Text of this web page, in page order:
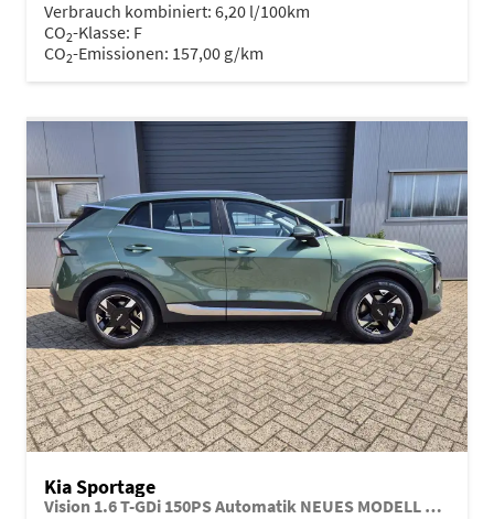
Verbrauch kombiniert: 6,20 l/100km
CO2-Klasse: F
CO2-Emissionen: 157,00 g/km
Kia Sportage
Vision 1.6 T-GDi 150PS Automatik NEUES MODELL MY26 FACELIFT Sitzheizung Lenkradheizung Klimaautomatik Navi Bluetooth Touchscreen Apple CarPlay Android Auto PDC v+h 17"LM Rückf.Kamera ACC 2x Keyless